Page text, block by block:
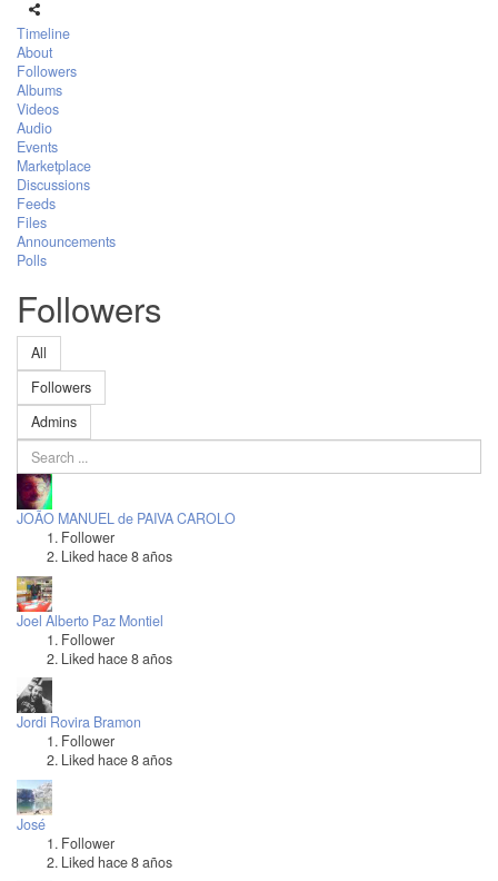
Timeline
About
Followers
Albums
Videos
Audio
Events
Marketplace
Discussions
Feeds
Files
Announcements
Polls
Followers
All
Followers
Admins
JOÃO MANUEL de PAIVA CAROLO
Follower
Liked hace 8 años
Joel Alberto Paz Montiel
Follower
Liked hace 8 años
Jordi Rovira Bramon
Follower
Liked hace 8 años
José
Follower
Liked hace 8 años